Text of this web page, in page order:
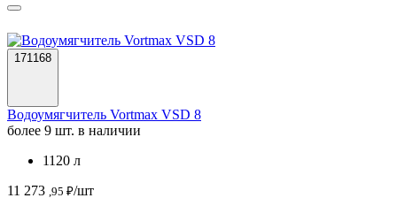
171168
Водоумягчитель Vortmax VSD 8
более 9 шт. в наличии
1120 л
11 273 ,95 ₽/шт